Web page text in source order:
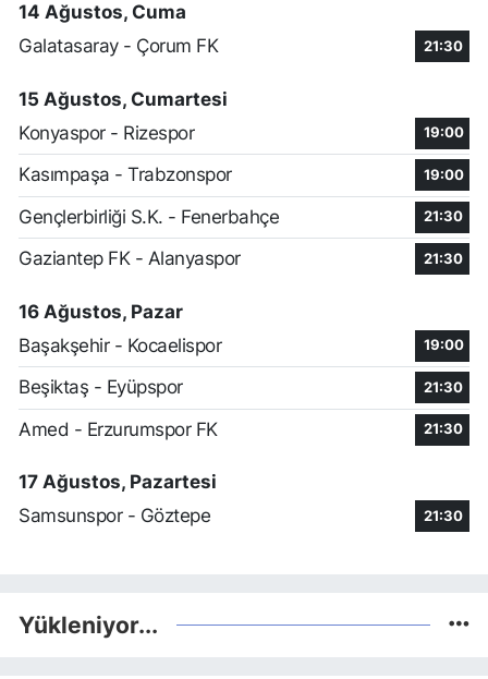
14 Ağustos, Cuma
Galatasaray - Çorum FK
21:30
15 Ağustos, Cumartesi
Konyaspor - Rizespor
19:00
Kasımpaşa - Trabzonspor 19:00
Gençlerbirliği S.K. - Fenerbahçe 21:30
Gaziantep FK - Alanyaspor 21:30
16 Ağustos, Pazar
Başakşehir - Kocaelispor
19:00
Beşiktaş - Eyüpspor 21:30
Amed - Erzurumspor FK 21:30
17 Ağustos, Pazartesi
Samsunspor - Göztepe
21:30
Yükleniyor...